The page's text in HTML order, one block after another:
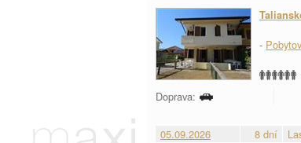
-
Doprava:
05.09.2026 8 dní